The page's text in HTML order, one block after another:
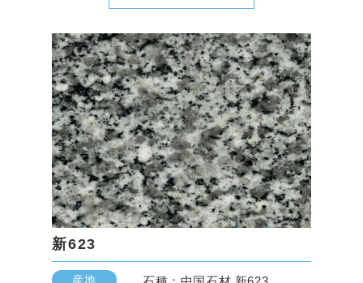
新623
産地